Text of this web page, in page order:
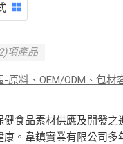
項產品
原料、OEM/ODM、包材
食品素材供應及開發
。韋鎮實業有限公司